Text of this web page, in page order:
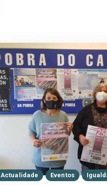
Actualidade Eventos